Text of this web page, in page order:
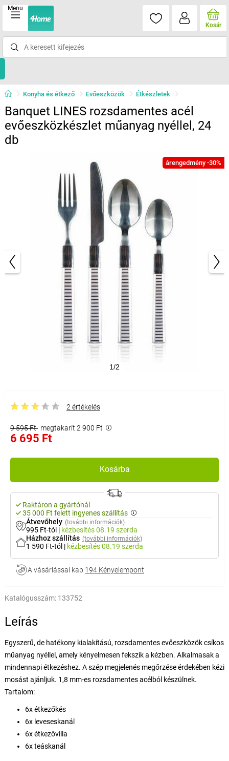
Menu
Kosár
Konyha és étkező Evőeszközök Étkészletek
Banquet LINES rozsdamentes acél
evőeszközkészlet műanyag nyéllel, 24
db
árengedmény -30%
1/2
2 értékelés
9 595 Ft megtakarít 2 900 Ft
6 695 Ft
Kosárba
Raktáron a gyártónál
35 000 Ft felett ingyenes szállítás
Átvevőhely (további információk)
995 Ft-tól | kézbesítés08.19 szerda
Házhoz szállítás (további információk)
1 590 Ft-tól | kézbesítés08.19 szerda
A vásárlással kap 194 Kényelempont
Katalógusszám: 133752
Leírás
Egyszerű, de hatékony kialakítású, rozsdamentes evőeszközök csíkos
műanyag nyéllel, amely kényelmesen fekszik a kézben. Alkalmasak a
mindennapi étkezéshez. A szép megjelenés megőrzése érdekében kézi
mosást ajánljuk. 1,8 mm-es rozsdamentes acélból készülnek.
Tartalom:
6x étkezőkés
6x leveseskanál
6x étkezővilla
6x teáskanál